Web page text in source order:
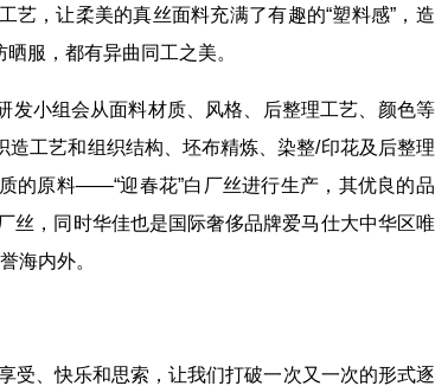
，让柔美的真丝面料充满了有趣的“塑料感”，
服，都有异曲同工之美。
小组会从面料材质、风格、后整理工艺、颜色
工艺和组织结构、坯布精炼、染整/印花及后整
的原料——“迎春花”白厂丝进行生产，其优良的
丝，同时华佳也是国际奢侈品牌爱马仕大中华区
海内外。
、快乐和思索，让我们打破一次又一次的形式